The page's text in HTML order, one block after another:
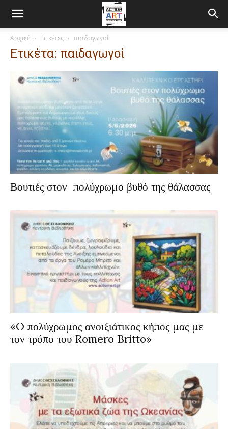
Αρχική Ετικέτες παιδαγωγοί
Ετικέτα: παιδαγωγοί
Βουτιές στον πολύχρωμο βυθό της θάλασσας
«O πολύχρωμος ανοιξιάτικος κήπος μας με
τον τρόπο του Romero Britto»